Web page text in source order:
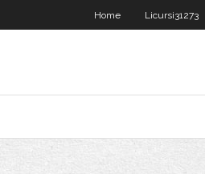
Home Licursi31273